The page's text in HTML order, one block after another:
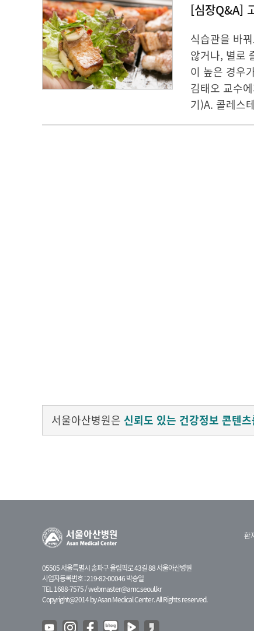
식습관을 바
않거나, 별로
이 높은 경우
김태오 교수
기)A. 콜레스
서울아산병원은 신뢰도 있는 건강정보 콘텐
05505 서울특별시 송파구 올림픽로 43길 88 서울아산병원
사업자등록번호 : 219-82-00046 박승일
TEL 1688-7575 /webmaster@amc.seoul.kr
Copyright@2014 by Asan Medical Center. All Rights reserved.
환